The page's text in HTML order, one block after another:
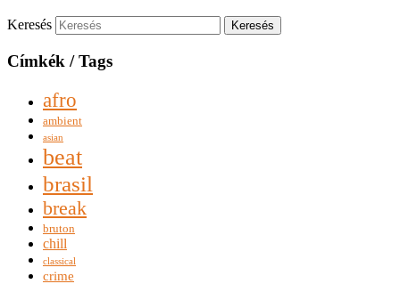
Keresés
Címkék / Tags
afro
ambient
asian
beat
brasil
break
bruton
chill
classical
crime